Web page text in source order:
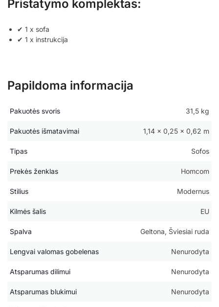
Pristatymo komplektas:
✔ 1 x sofa
✔ 1 x instrukcija
Papildoma informacija
Pakuotės svoris 31,5 kg
Pakuotės išmatavimai 1,14 × 0,25 × 0,62 m
Tipas Sofos
Prekės ženklas Homcom
Stilius Modernus
Kilmės šalis EU
Spalva Geltona, Šviesiai ruda
Lengvai valomas gobelenas Nenurodyta
Atsparumas dilimui Nenurodyta
Atsparumas blukimui Nenurodyta